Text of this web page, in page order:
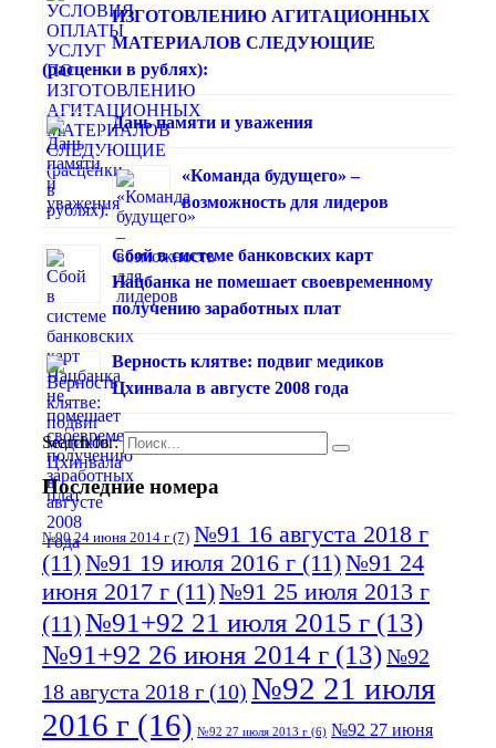
ИЗГОТОВЛЕНИЮ АГИТАЦИОННЫХ
МАТЕРИАЛОВ СЛЕДУЮЩИЕ
(расценки в рублях):
Дань памяти и уважения
«Команда будущего» –
возможность для лидеров
Сбой в системе банковских карт
Нацбанка не помешает своевременному
получению заработных плат
Верность клятве: подвиг медиков
Цхинвала в августе 2008 года
Search for:
Последние номера
№90 24 июня 2014 г (7) №91 16 августа 2018 г
(11)№91 19 июля 2016 г (11)№91 24
июня 2017 г (11)№91 25 июля 2013 г
(11)№91+92 21 июля 2015 г (13)
№91+92 26 июня 2014 г (13)№92
18 августа 2018 г (10) №92 21 июля
2016 г (16) №92 27 июля 2013 г (6) №92 27 июня